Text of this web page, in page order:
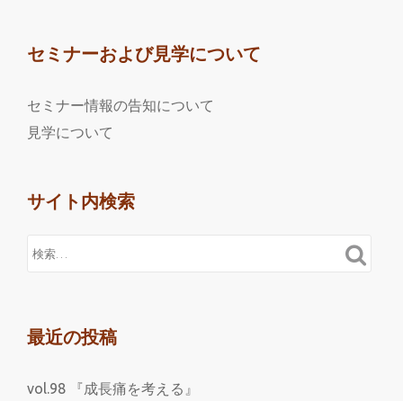
セミナーおよび見学について
セミナー情報の告知について
見学について
サイト内検索
最近の投稿
vol.98 『成長痛を考える』